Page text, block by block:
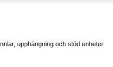
upphängning och stöd enheter